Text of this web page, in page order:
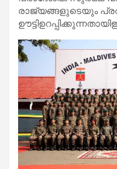
രാജ്യങ്ങളുടെയും